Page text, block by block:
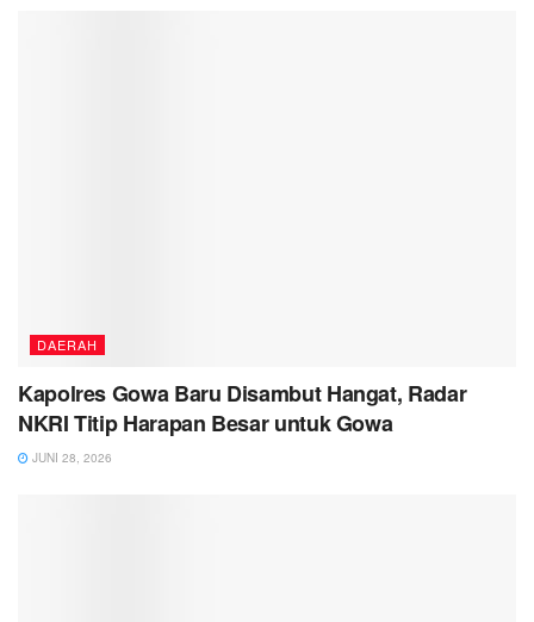
DAERAH
Kapolres Gowa Baru Disambut Hangat, Radar
NKRI Titip Harapan Besar untuk Gowa
JUNI 28, 2026